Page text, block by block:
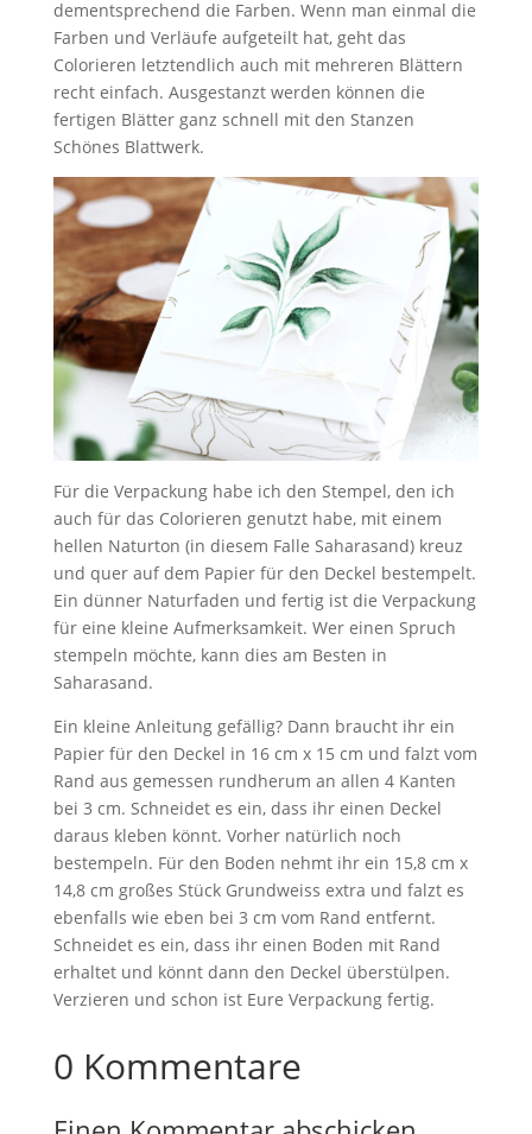
dementsprechend die Farben. Wenn man einmal die
Farben und Verläufe aufgeteilt hat, geht das
Colorieren letztendlich auch mit mehreren Blättern
recht einfach. Ausgestanzt werden können die
fertigen Blätter ganz schnell mit den Stanzen
Schönes Blattwerk.
Für die Verpackung habe ich den Stempel, den ich
auch für das Colorieren genutzt habe, mit einem
hellen Naturton (in diesem Falle Saharasand) kreuz
und quer auf dem Papier für den Deckel bestempelt.
Ein dünner Naturfaden und fertig ist die Verpackung
für eine kleine Aufmerksamkeit. Wer einen Spruch
stempeln möchte, kann dies am Besten in
Saharasand.
Ein kleine Anleitung gefällig? Dann braucht ihr ein
Papier für den Deckel in 16 cm x 15 cm und falzt vom
Rand aus gemessen rundherum an allen 4 Kanten
bei 3 cm. Schneidet es ein, dass ihr einen Deckel
daraus kleben könnt. Vorher natürlich noch
bestempeln. Für den Boden nehmt ihr ein 15,8 cm x
14,8 cm großes Stück Grundweiss extra und falzt es
ebenfalls wie eben bei 3 cm vom Rand entfernt.
Schneidet es ein, dass ihr einen Boden mit Rand
erhaltet und könnt dann den Deckel überstülpen.
Verzieren und schon ist Eure Verpackung fertig.
0 Kommentare